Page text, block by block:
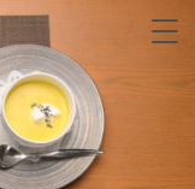
メ
ニ